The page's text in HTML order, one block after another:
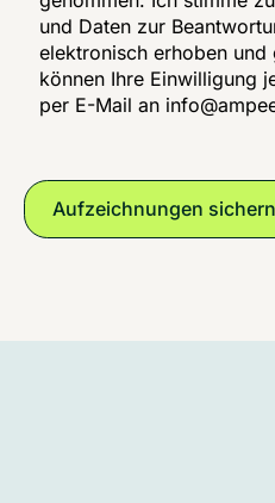
und Daten zur
elektronisch erhoben
können Ihre Einwilligung
per E-Mail an